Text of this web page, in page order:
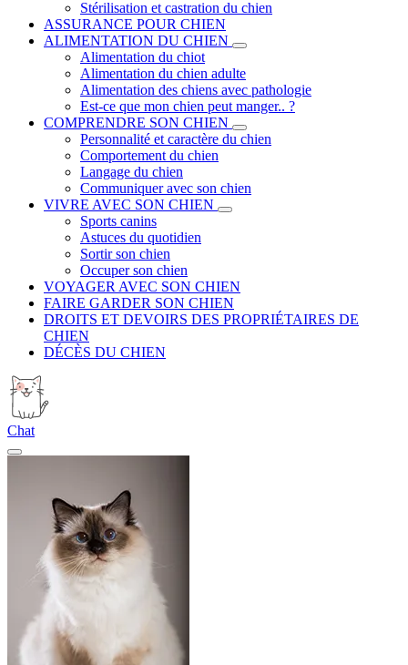
Stérilisation et castration du chien
ASSURANCE POUR CHIEN
ALIMENTATION DU CHIEN
Alimentation du chiot
Alimentation du chien adulte
Alimentation des chiens avec pathologie
Est-ce que mon chien peut manger.. ?
COMPRENDRE SON CHIEN
Personnalité et caractère du chien
Comportement du chien
Langage du chien
Communiquer avec son chien
VIVRE AVEC SON CHIEN
Sports canins
Astuces du quotidien
Sortir son chien
Occuper son chien
VOYAGER AVEC SON CHIEN
FAIRE GARDER SON CHIEN
DROITS ET DEVOIRS DES PROPRIÉTAIRES DE
CHIEN
DÉCÈS DU CHIEN
Chat